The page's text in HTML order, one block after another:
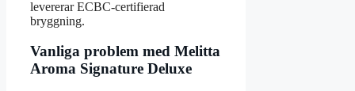
levererar ECBC-certifierad
bryggning.
Vanliga problem med Melitta
Aroma Signature Deluxe